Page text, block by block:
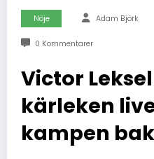
Nöje Adam Björk
0 Kommentarer
Victor
kärleken
kampen